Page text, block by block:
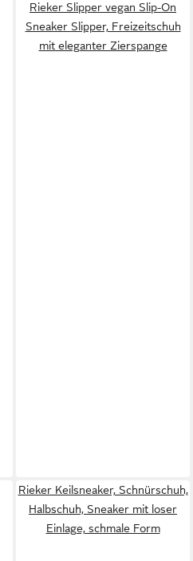
Rieker Slipper vegan Slip-On
Sneaker Slipper, Freizeitschuh
mit eleganter Zierspange
Rieker Keilsneaker, Schnürschuh,
Halbschuh, Sneaker mit loser
Einlage, schmale Form